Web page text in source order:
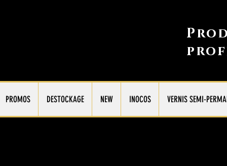
PROMOS DESTOCKAGE NEW INOCOS VERNIS SEMI-